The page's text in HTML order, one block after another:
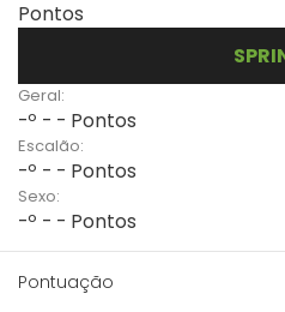
Pontos
Geral:
-º - - Pontos
Escalão:
-º - - Pontos
Sexo:
-º - - Pontos
Pontuação